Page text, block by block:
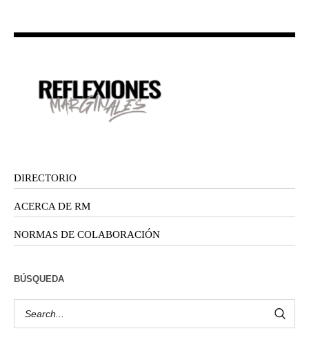
DIRECTORIO
ACERCA DE RM
NORMAS DE COLABORACIÓN
BÚSQUEDA